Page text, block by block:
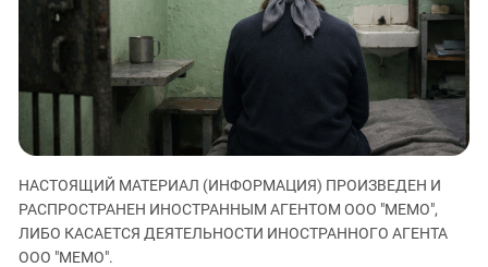
ЗАСТАВЛЯЕТ
КАВКАЗ ЗА ПАЛЕСТИНУ
ИНАКОМЫСЛИЕ В ЧЕЧНЕ
ПРЕСЛЕДОВАНИЕ АКТИВИСТОВ
МОБИЛИЗАЦИЯ И ПРОТЕСТЫ
Дагестан
Ингушетия
Кабардино-Балкария
Калмыкия
Карачаево-Черкесия
Краснодарский край
Российская Федерация
НАСТОЯЩИЙ МАТЕРИАЛ (ИНФОРМАЦИЯ) ПРОИЗВЕДЕН И
РАСПРОСТРАНЕН ИНОСТРАННЫМ АГЕНТОМ ООО "МЕМО",
ЛИБО КАСАЕТСЯ ДЕЯТЕЛЬНОСТИ ИНОСТРАННОГО АГЕНТА
ООО "МЕМО".